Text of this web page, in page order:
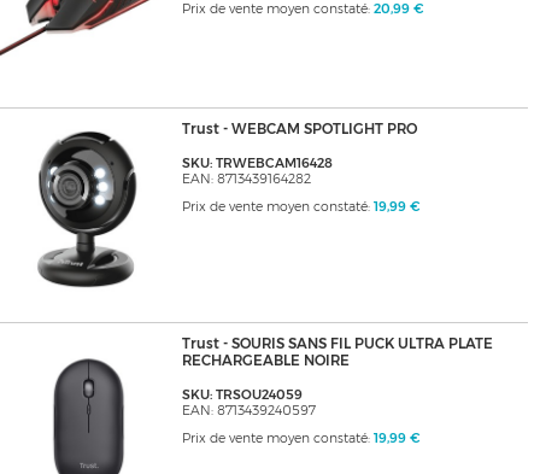
Prix de vente moyen constaté: 20,99 €
Trust - WEBCAM SPOTLIGHT PRO
SKU: TRWEBCAM16428
EAN: 8713439164282
Prix de vente moyen constaté: 19,99 €
Trust - SOURIS SANS FIL PUCK ULTRA PLATE
RECHARGEABLE NOIRE
SKU: TRSOU24059
EAN: 8713439240597
Prix de vente moyen constaté: 19,99 €